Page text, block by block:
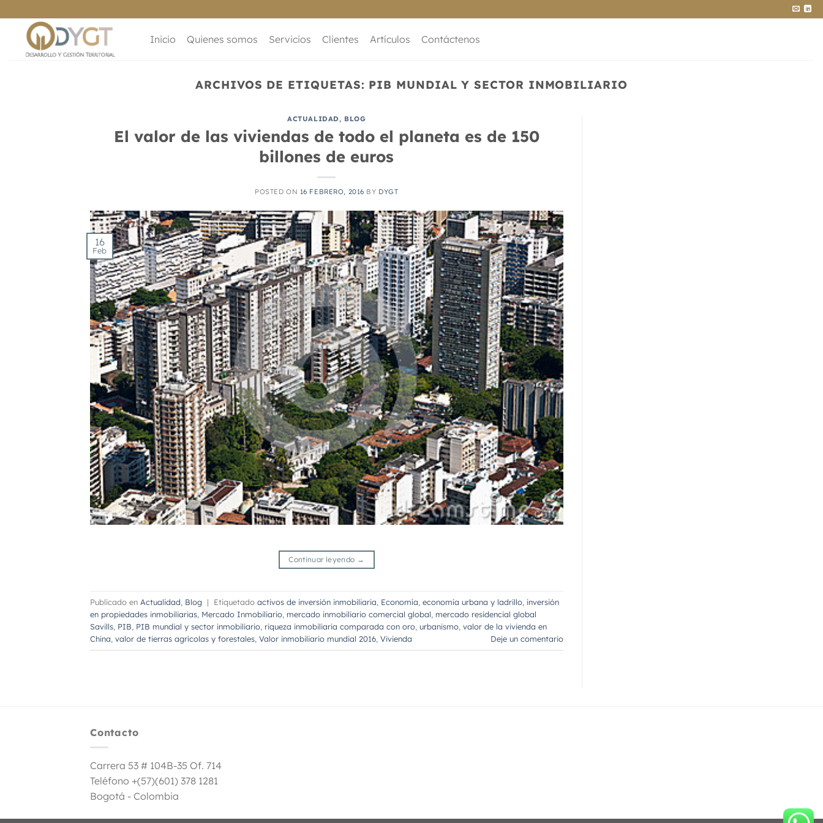
al
contenido
Inicio Quienes somos Servicios Clientes Artículos Contáctenos
ARCHIVOS DE ETIQUETAS: PIB MUNDIAL Y SECTOR INMOBILIARIO
ACTUALIDAD, BLOG
El valor de las viviendas de todo el planeta es de 150
billones de euros
POSTED ON 16 FEBRERO, 2016 BY DYGT
16
Feb
Continuar leyendo →
Publicado en Actualidad Blog | Etiquetado activos de inversión inmobiliaria Economía economía urbana y ladrillo inversión
en propiedades inmobiliarias Mercado Inmobiliario mercado inmobiliario comercial global mercado residencial global
Savills PIB PIB mundial y sector inmobiliario riqueza inmobiliaria comparada con oro urbanismo valor de la vivienda en
China valor de tierras agrícolas y forestales Valor inmobiliario mundial 2016 Vivienda Deje un comentario
Contacto
Carrera 53 # 104B-35 Of. 714
Teléfono +(57)(601) 378 1281
Bogotá - Colombia